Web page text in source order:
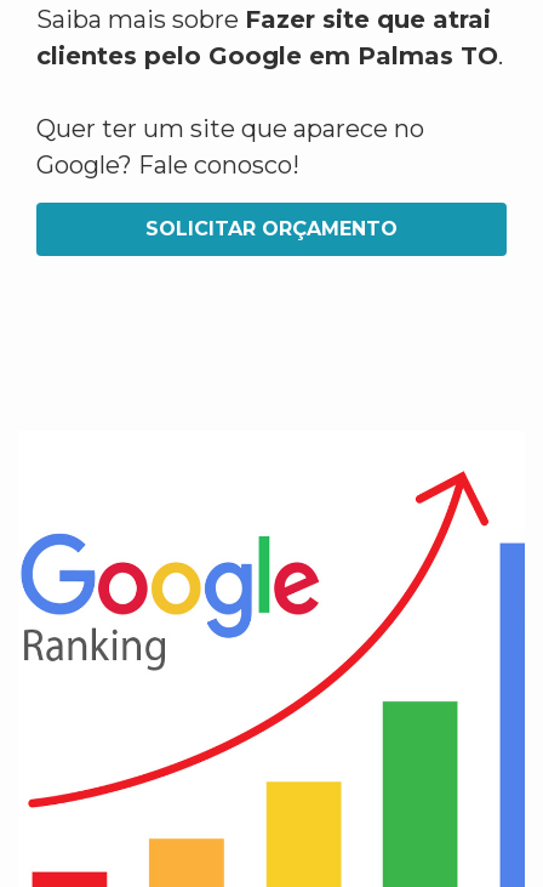
Saiba mais sobre Fazer site que atrai
clientes pelo Google em Palmas TO.
Quer ter um site que aparece no
Google? Fale conosco!
SOLICITAR ORÇAMENTO